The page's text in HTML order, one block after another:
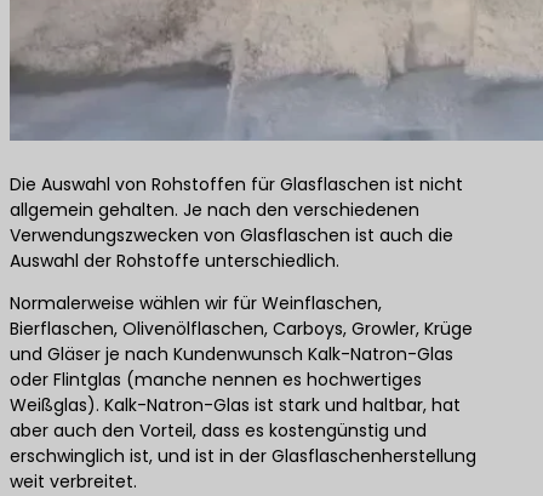
Die Auswahl von Rohstoffen für Glasflaschen ist nicht
allgemein gehalten. Je nach den verschiedenen
Verwendungszwecken von Glasflaschen ist auch die
Auswahl der Rohstoffe unterschiedlich.
Normalerweise wählen wir für Weinflaschen,
Bierflaschen, Olivenölflaschen, Carboys, Growler, Krüge
und Gläser je nach Kundenwunsch Kalk-Natron-Glas
oder Flintglas (manche nennen es hochwertiges
Weißglas). Kalk-Natron-Glas ist stark und haltbar, hat
aber auch den Vorteil, dass es kostengünstig und
erschwinglich ist, und ist in der Glasflaschenherstellung
weit verbreitet.